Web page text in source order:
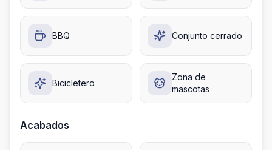
BBQ Conjunto cerrado
Bicicletero
Zona de
mascotas
Acabados